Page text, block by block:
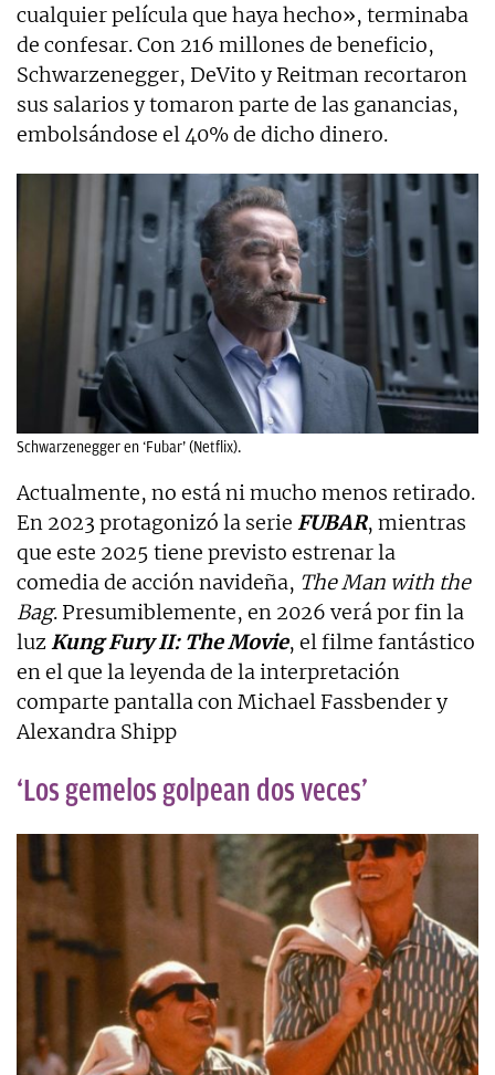
cualquier película que haya hecho», terminaba
de confesar. Con 216 millones de beneficio,
Schwarzenegger, DeVito y Reitman recortaron
sus salarios y tomaron parte de las ganancias,
embolsándose el 40% de dicho dinero.
Schwarzenegger en ‘Fubar’ (Netflix).
Actualmente, no está ni mucho menos retirado.
En 2023 protagonizó la serie FUBAR, mientras
que este 2025 tiene previsto estrenar la
comedia de acción navideña, The Man with the
Bag. Presumiblemente, en 2026 verá por fin la
luzKung Fury II: The Movie, el filme fantástico
en el que la leyenda de la interpretación
comparte pantalla con Michael Fassbender y
Alexandra Shipp
‘Los gemelos golpean dos veces’